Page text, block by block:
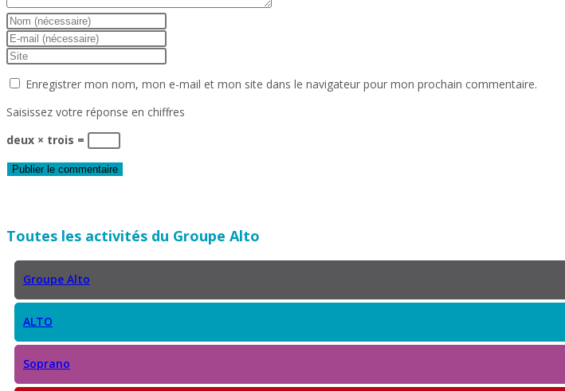
Enter
your
name
or
username
comment
Enter
your
address
comment
Saisir
de
votre
site
(facultatif)
Enregistrer mon nom, mon e-mail et mon site dans le navigateur pour mon prochain commentaire.
Saisissez votre réponse en chiffres
deux × trois =
Toutes les activités du Groupe Alto
Groupe Alto
ALTO
Soprano